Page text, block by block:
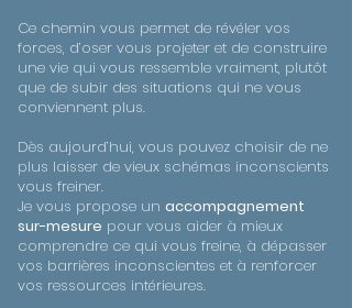
Ce chemin vous permet de révéler vos
forces, d’oser vous projeter et de construire
une vie qui vous ressemble vraiment, plutôt
que de subir des situations qui ne vous
conviennent plus.
Dès aujourd’hui, vous pouvez choisir de ne
plus laisser de vieux schémas inconscients
vous freiner.
Je vous propose un accompagnement
sur-mesure pour vous aider à mieux
comprendre ce qui vous freine, à dépasser
vos barrières inconscientes et à renforcer
vos ressources intérieures.